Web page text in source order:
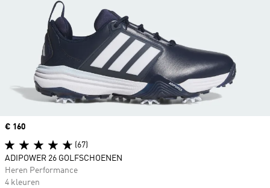
Price
€ 160
(67)
ADIPOWER 26 GOLFSCHOENEN
Heren Performance
4 kleuren